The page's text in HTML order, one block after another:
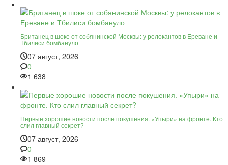
Британец в шоке от собянинской Москвы: у релокантов в Ереване и
Тбилиси бомбануло
07 август, 2026
0
1 638
Первые хорошие новости после покушения. «Упыри» на фронте. Кто
слил главный секрет?
07 август, 2026
0
1 869